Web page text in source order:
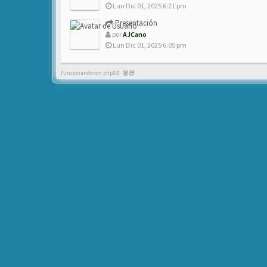
Lun Dic 01, 2025 6:21 pm
Presentación
porAJCano
Lun Dic 01, 2025 6:05 pm
Funcionando con phpBB -